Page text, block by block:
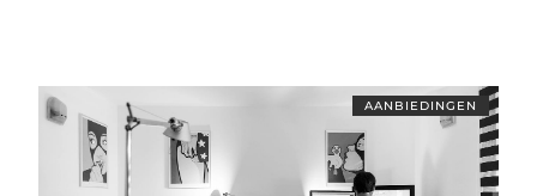
AANBIEDINGEN